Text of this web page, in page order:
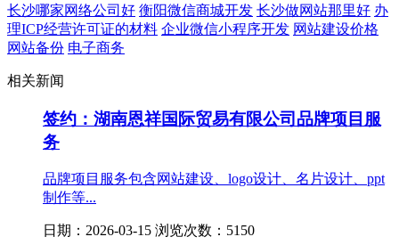
长沙哪家网络公司好 衡阳微信商城开发 长沙做网站那里好 办
理ICP经营许可证的材料 企业微信小程序开发 网站建设价格
网站备份 电子商务
相关新闻
签约：湖南恩祥国际贸易有限公司品牌项目服
务
品牌项目服务包含网站建设、logo设计、名片设计、ppt
制作等...
日期：2026-03-15 浏览次数：5150